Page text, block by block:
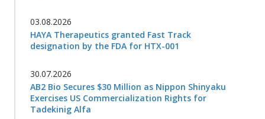
03.08.2026
HAYA Therapeutics granted Fast Track
designation by the FDA for HTX-001
30.07.2026
AB2 Bio Secures $30 Million as Nippon Shinyaku
Exercises US Commercialization Rights for
Tadekinig Alfa